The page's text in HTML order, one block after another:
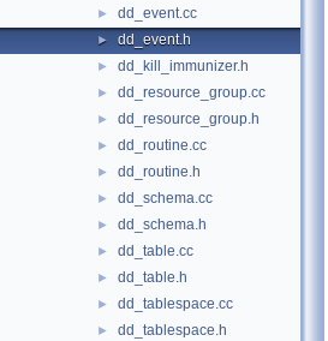
► dd_event.cc
► dd_event.h
► dd_kill_immunizer.h
► dd_resource_group.cc
► dd_resource_group.h
► dd_routine.cc
► dd_routine.h
► dd_schema.cc
► dd_schema.h
► dd_table.cc
► dd_table.h
► dd_tablespace.cc
► dd_tablespace.h